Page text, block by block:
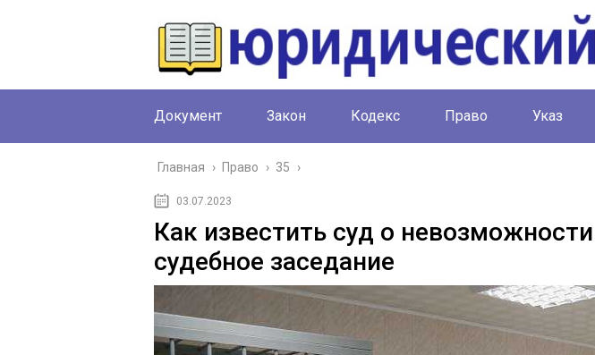
Документ Закон Кодекс Право Указ
Главная › Право › 35 ›
03.07.2023
Как известить суд о
судебное заседание